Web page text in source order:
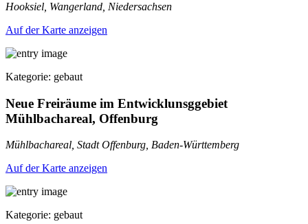
Hooksiel, Wangerland, Niedersachsen
Auf der Karte anzeigen
Kategorie: gebaut
Neue Freiräume im Entwicklunsggebiet
Mühlbachareal, Offenburg
Mühlbachareal, Stadt Offenburg, Baden-Württemberg
Auf der Karte anzeigen
Kategorie: gebaut